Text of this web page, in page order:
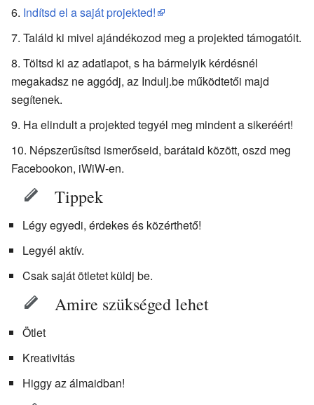
Indítsd el a saját projekted!
Találd ki mivel ajándékozod meg a projekted támogatóit.
Töltsd ki az adatlapot, s ha bármelyik kérdésnél
megakadsz ne aggódj, az Indulj.be működtetői majd
segítenek.
Ha elindult a projekted tegyél meg mindent a sikeréért!
Népszerűsítsd ismerőseid, barátaid között, oszd meg
Facebookon, iWiW-en.
Tippek
Légy egyedi, érdekes és közérthető!
Legyél aktív.
Csak saját ötletet küldj be.
Amire szükséged lehet
Ötlet
Kreativitás
Higgy az álmaidban!